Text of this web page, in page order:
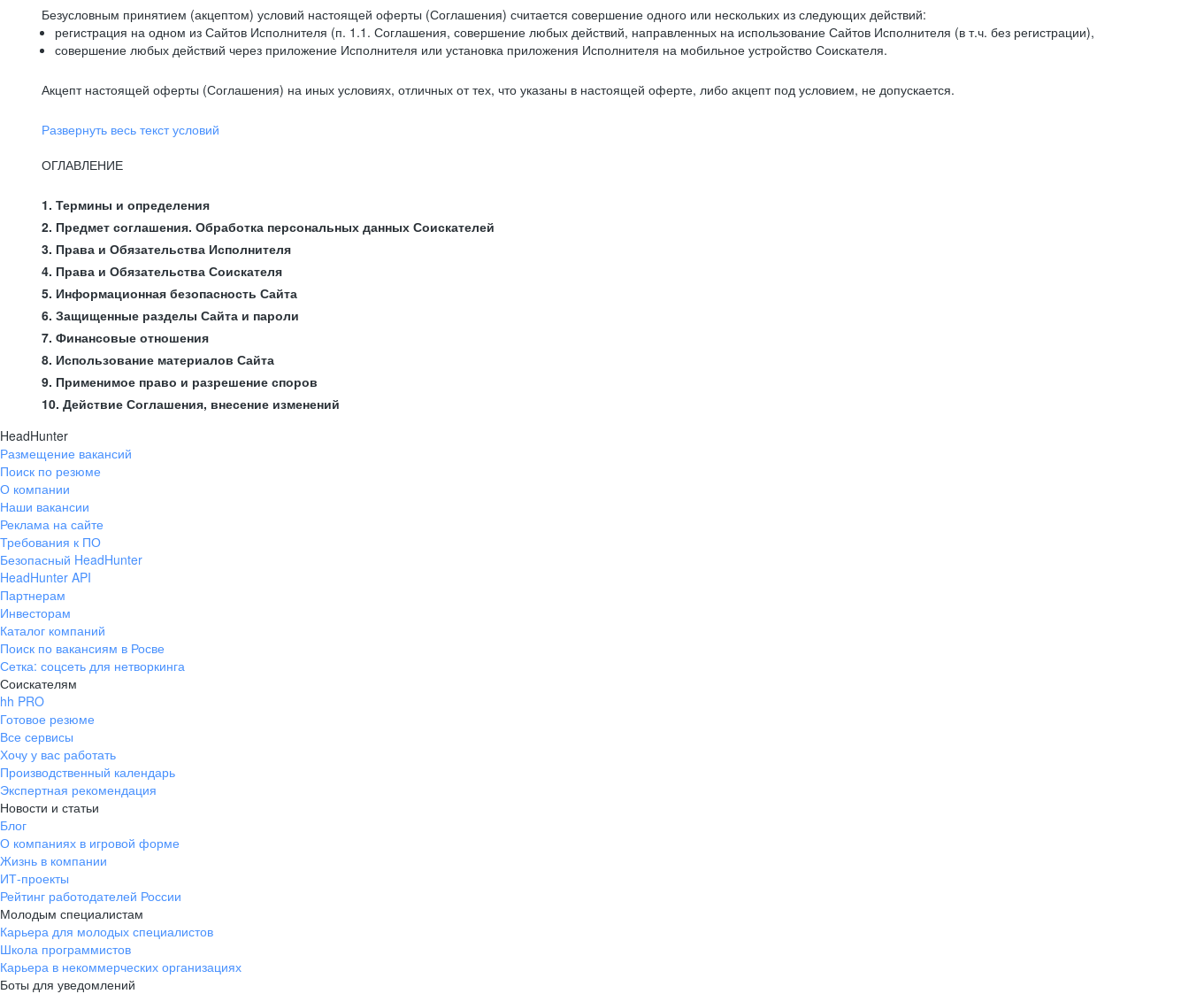
Безусловным принятием (акцептом) условий настоящей оферты (Соглашения) считается совершение одного или нескольких из следующих действий:
регистрация на одном из Сайтов Исполнителя (п. 1.1. Соглашения, совершение любых действий, направленных на использование Сайтов Исполнителя (в т.ч. без регистрации),
совершение любых действий через приложение Исполнителя или установка приложения Исполнителя на мобильное устройство Соискателя.
Акцепт настоящей оферты (Соглашения) на иных условиях, отличных от тех, что указаны в настоящей оферте, либо акцепт под условием, не допускается.
Развернуть весь текст условий
ОГЛАВЛЕНИЕ
1. Термины и определения
2. Предмет соглашения. Обработка персональных данных Соискателей
3. Права и Обязательства Исполнителя
4. Права и Обязательства Соискателя
5. Информационная безопасность Сайта
6. Защищенные разделы Сайта и пароли
7. Финансовые отношения
8. Использование материалов Сайта
9. Применимое право и разрешение споров
10. Действие Соглашения, внесение изменений
HeadHunter
Размещение вакансий
Поиск по резюме
О компании
Наши вакансии
Реклама на сайте
Требования к ПО
Безопасный HeadHunter
HeadHunter API
Партнерам
Инвесторам
Каталог компаний
Поиск по вакансиям в Росве
Сетка: соцсеть для нетворкинга
Соискателям
hh PRO
Готовое резюме
Все сервисы
Хочу у вас работать
Производственный календарь
Экспертная рекомендация
Новости и статьи
Блог
О компаниях в игровой форме
Жизнь в компании
ИТ-проекты
Рейтинг работодателей России
Молодым специалистам
Карьера для молодых специалистов
Школа программистов
Карьера в некоммерческих организациях
Боты для уведомлений